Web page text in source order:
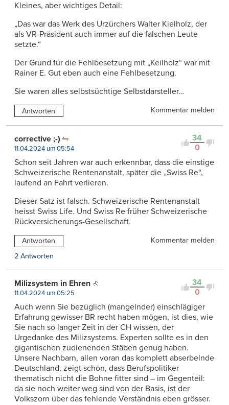
Kleines, aber wichtiges Detail:
„Das war das Werk des Urzürchers Walter Kielholz, der
als VR-Präsident auch immer auf die falschen Leute
setzte.“
Der Grund für die Fehlbesetzung mit „Keilholz“ war mit
Rainer E. Gut eben auch eine Fehlbesetzung.
Sie waren alles selbstsüchtige Selbstdarsteller…
Antworten Kommentar melden
34
0
corrective ;-)
11.04.2024 um 05:54
Schon seit Jahren war auch erkennbar, dass die einstige
Schweizerische Rentenanstalt, später die „Swiss Re“,
laufend an Fahrt verlieren.
Dieser Satz ist falsch. Schweizerische Rentenanstalt
heisst Swiss Life. Und Swiss Re früher Schweizerische
Rückversicherungs-Gesellschaft.
Antworten
Kommentar melden
2 Antworten
34
0
Milizsystem in Ehren
11.04.2024 um 05:25
Auch wenn Sie bezüglich (mangelnder) einschlägiger
Erfahrung gewisser BR recht haben mögen, ist dies, wie
Sie nach so langer Zeit in der CH wissen, der
Urgedanke des Milizsystems. Experten sollte es in den
gigantischen zudienenden Stäben genug haben.
Unsere Nachbarn, allen voran das komplett abserbelnde
Deutschland, zeigt schön, dass Berufspolitiker
thematisch nicht die Bohne fitter sind – im Gegenteil:
da sie noch weiter weg sind von der Basis, ist der
Volkszorn über das fehlende Verständnis eben grösser.